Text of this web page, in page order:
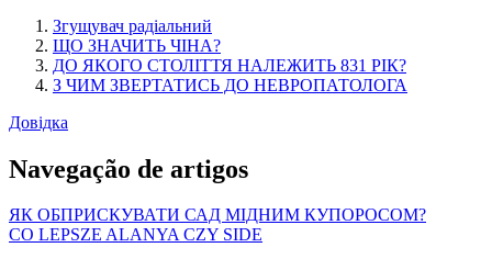
Згущувач радіальний
ЩО ЗНАЧИТЬ ЧІНА?
ДО ЯКОГО СТОЛІТТЯ НАЛЕЖИТЬ 831 РІК?
З ЧИМ ЗВЕРТАТИСЬ ДО НЕВРОПАТОЛОГА
Довідка
Navegação de artigos
ЯК ОБПРИСКУВАТИ САД МІДНИМ КУПОРОСОМ?
CO LEPSZE ALANYA CZY SIDE